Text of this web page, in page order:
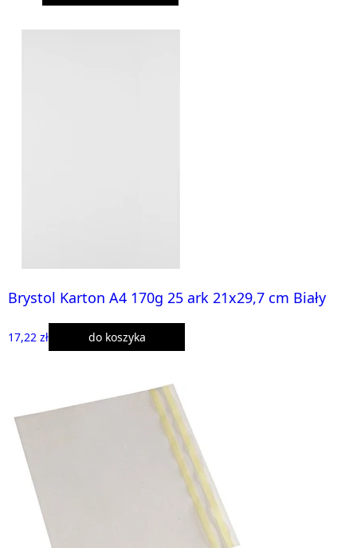
Brystol Karton A4 170g 25 ark 21x29,7 cm Biały
17,22 zł do koszyka